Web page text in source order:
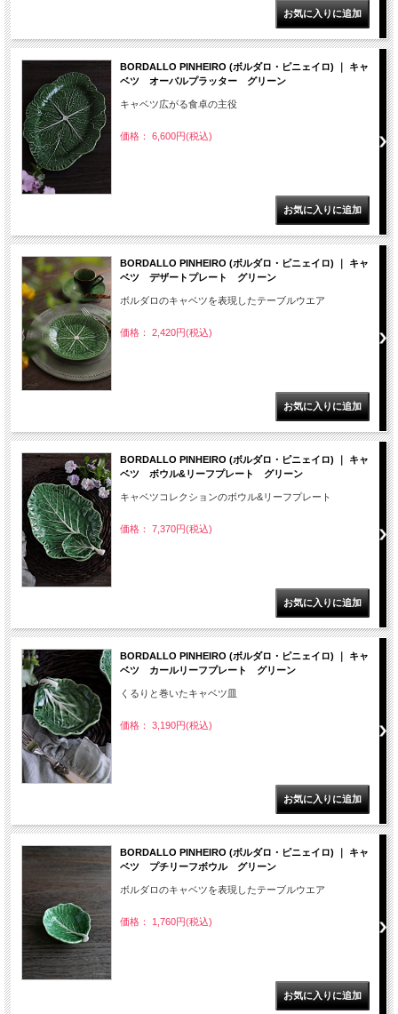
BORDALLO PINHEIRO (ボルダロ・ピニェイロ) ｜ キャ
ベツ オーバルプラッター グリーン
キャベツ広がる食卓の主役
価格： 6,600円(税込)
BORDALLO PINHEIRO (ボルダロ・ピニェイロ) ｜ キャ
ベツ デザートプレート グリーン
ボルダロのキャベツを表現したテーブルウエア
価格： 2,420円(税込)
BORDALLO PINHEIRO (ボルダロ・ピニェイロ) ｜ キャ
ベツ ボウル&リーフプレート グリーン
キャベツコレクションのボウル&リーフプレート
価格： 7,370円(税込)
BORDALLO PINHEIRO (ボルダロ・ピニェイロ) ｜ キャ
ベツ カールリーフプレート グリーン
くるりと巻いたキャベツ皿
価格： 3,190円(税込)
BORDALLO PINHEIRO (ボルダロ・ピニェイロ) ｜ キャ
ベツ プチリーフボウル グリーン
ボルダロのキャベツを表現したテーブルウエア
価格： 1,760円(税込)